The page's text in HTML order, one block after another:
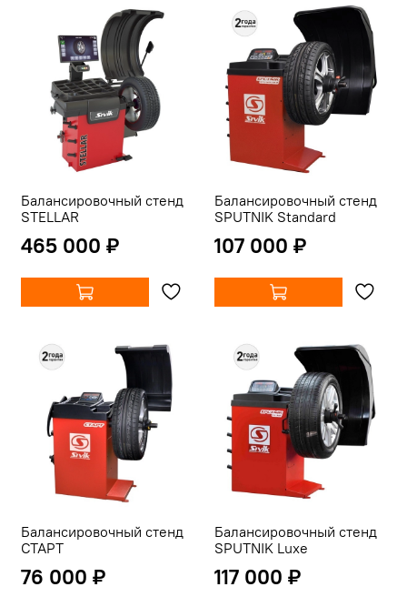
Балансировочный стенд
STELLAR
465 000 ₽
Балансировочный стенд
SPUTNIK Standard
107 000 ₽
Балансировочный стенд
СТАРТ
76 000 ₽
Балансировочный стенд
SPUTNIK Luxe
117 000 ₽